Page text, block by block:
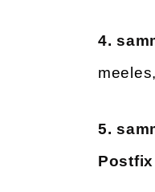
4.
5.
Postfix